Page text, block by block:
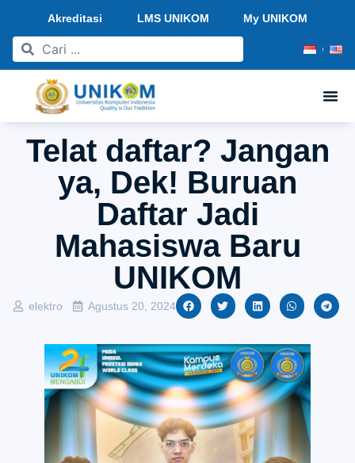
Akreditasi LMS UNIKOM My UNIKOM
Telat daftar? Jangan
ya, Dek! Buruan
Daftar Jadi
Mahasiswa Baru
UNIKOM
elektro Agustus 20, 2024